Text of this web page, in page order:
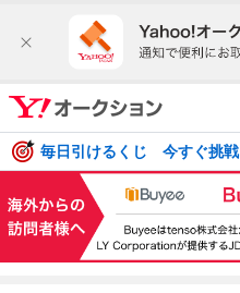
毎日引けるくじ 今すぐ挑戦